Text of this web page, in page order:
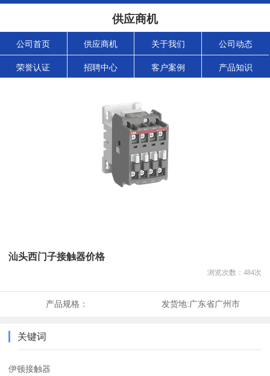
供应商机
公司首页 供应商机 关于我们 公司动态
荣誉认证 招聘中心 客户案例 产品知识
汕头西门子接触器价格
浏览次数： 484次
产品规格： 发货地:广东省广州市
关键词
伊顿接触器